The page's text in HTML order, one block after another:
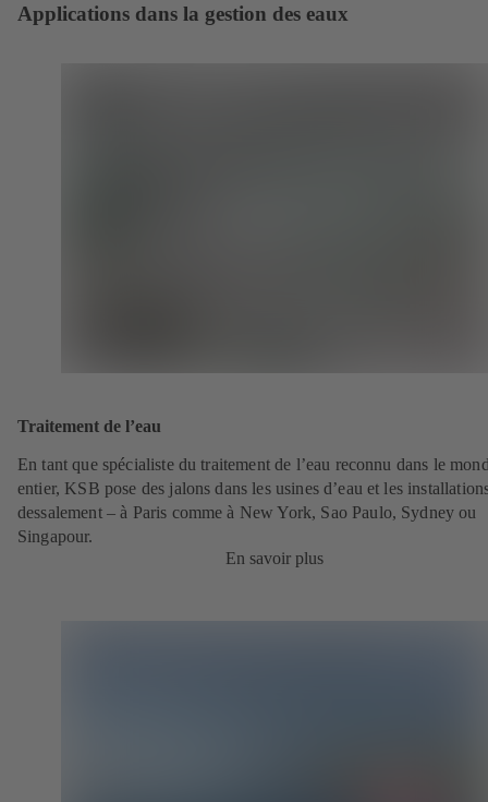
Applications dans la gestion des eaux
Traitement de l’eau
En tant que spécialiste du traitement de l’eau reconnu dans le
entier, KSB pose des jalons dans les usines d’eau et les
dessalement – à Paris comme à New York, Sao Paulo, Sydney ou
Singapour.
En savoir plus